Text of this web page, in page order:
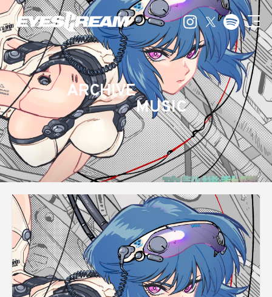
ARCHIVE
MUSIC